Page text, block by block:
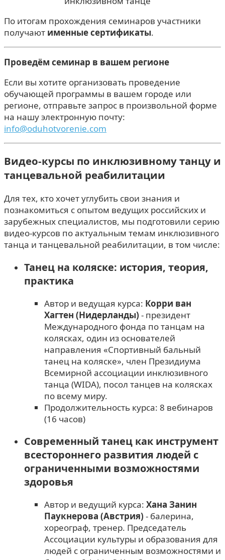
По итогам прохождения семинаров участники
получают именные сертификаты.
Проведём семинар в вашем регионе
Если вы хотите организовать проведение
обучающей программы в вашем городе или
регионе, отправьте запрос в произвольной форме
на нашу электронную почту:
info@oduhotvorenie.com
Видео-курсы по инклюзивному танцу и
танцевальной реабилитации
Для тех, кто хочет углубить свои знания и
познакомиться с опытом ведущих российских и
зарубежных специалистов, мы подготовили серию
видео-курсов по актуальным темам инклюзивного
танца и танцевальной реабилитации, в том числе:
Танец на коляске: история, теория,
практика
Автор и ведущая курса: Корри ван
Хагтен (Нидерланды) - президент
Международного фонда по танцам на
колясках, один из основателей
направления «Спортивный бальный
танец на коляске», член Президиума
Всемирной ассоциации инклюзивного
танца (WIDA), посол танцев на колясках
по всему миру.
Продолжительность курса: 8 вебинаров
(16 часов)
Современный танец как инструмент
всестороннего развития людей с
ограниченными возможностями
здоровья
Автор и ведущий курса: Хана Занин
Паукнерова (Австрия) - балерина,
хореограф, тренер. Председатель
Ассоциации культуры и образования для
людей с ограниченным возможностями и